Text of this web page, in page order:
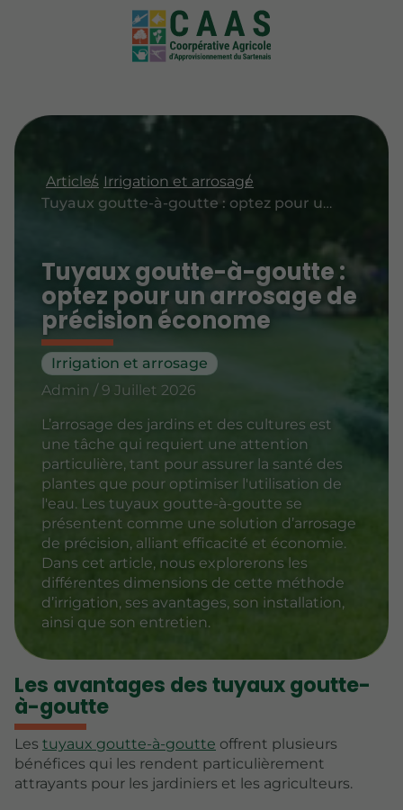
Articles Irrigation et arrosage
Tuyaux goutte-à-goutte : optez pour un arrosage de précision économe
Tuyaux goutte-à-goutte :
optez pour un arrosage de
précision économe
Irrigation et arrosage
Admin / 9 Juillet 2026
L’arrosage des jardins et des cultures est
une tâche qui requiert une attention
particulière, tant pour assurer la santé des
plantes que pour optimiser l'utilisation de
l'eau. Les tuyaux goutte-à-goutte se
présentent comme une solution d’arrosage
de précision, alliant efficacité et économie.
Dans cet article, nous explorerons les
différentes dimensions de cette méthode
d’irrigation, ses avantages, son installation,
ainsi que son entretien.
Les avantages des tuyaux goutte-
à-goutte
Les tuyaux goutte-à-goutte offrent plusieurs
bénéfices qui les rendent particulièrement
attrayants pour les jardiniers et les agriculteurs.